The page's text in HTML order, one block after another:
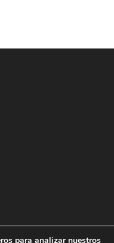
para analizar nuestros